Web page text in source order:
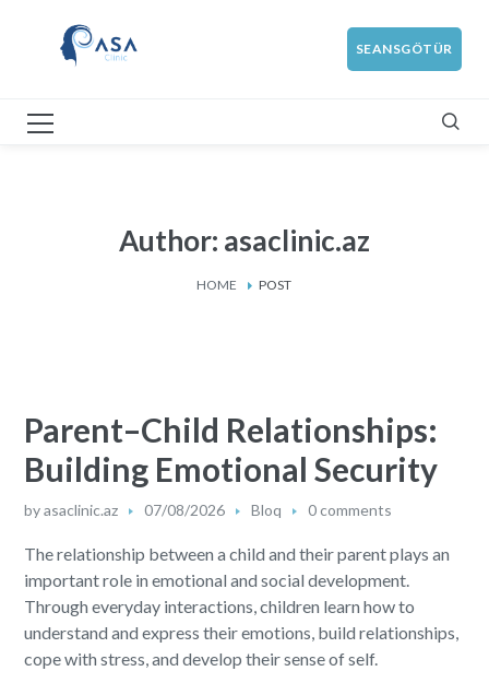
SEANSGÖTÜR
Author: asaclinic.az
HOME POST
Parent–Child Relationships:
Building Emotional Security
byasaclinic.az 07/08/2026 Bloq 0 comments
The relationship between a child and their parent plays an
important role in emotional and social development.
Through everyday interactions, children learn how to
understand and express their emotions, build relationships,
cope with stress, and develop their sense of self.